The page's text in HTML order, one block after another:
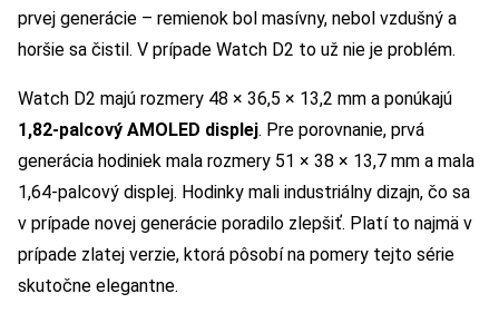
prvej generácie – remienok bol masívny, nebol vzdušný a
horšie sa čistil. V prípade Watch D2 to už nie je problém.
Watch D2 majú rozmery 48 × 36,5 × 13,2 mm a ponúkajú
1,82-palcový AMOLED displej. Pre porovnanie, prvá
generácia hodiniek mala rozmery 51 × 38 × 13,7 mm a mala
1,64-palcový displej. Hodinky mali industriálny dizajn, čo sa
v prípade novej generácie poradilo zlepšiť. Platí to najmä v
prípade zlatej verzie, ktorá pôsobí na pomery tejto série
skutočne elegantne.